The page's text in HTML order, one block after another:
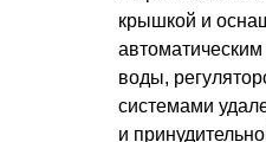
крышкой и
воды,
системами
и